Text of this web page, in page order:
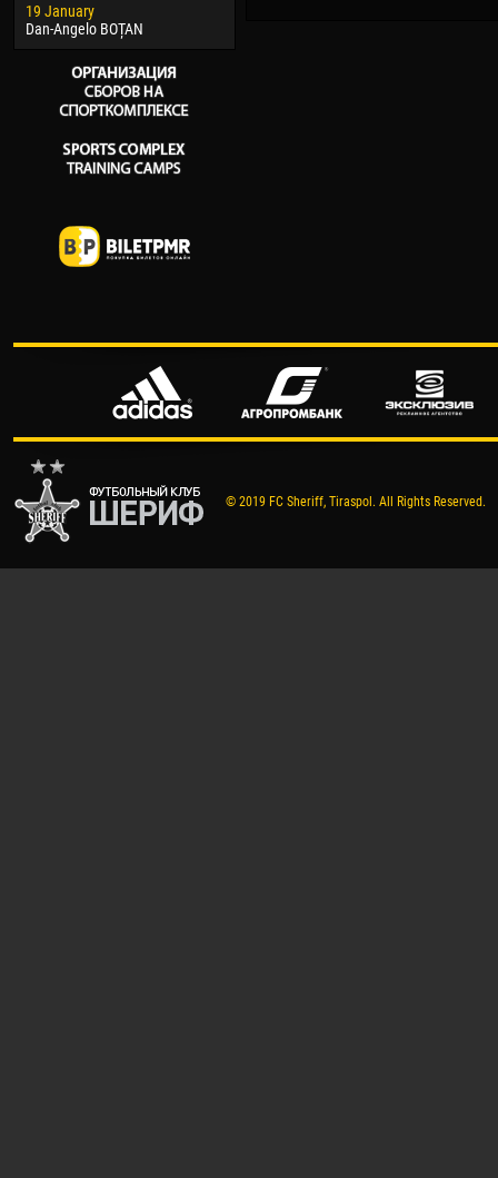
19 January
Dan-Angelo BOȚAN
© 2019 FC Sheriff, Tiraspol. All Rights Reserved.